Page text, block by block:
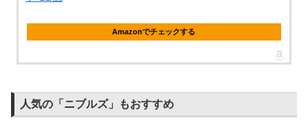
Amazonでチェックする
人気の「ニブルズ」もおすすめ